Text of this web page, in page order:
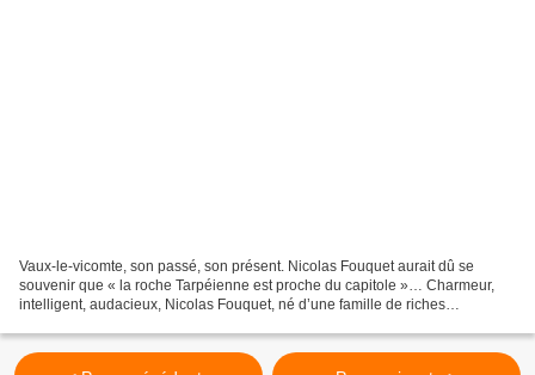
Vaux-le-vicomte, son passé, son présent. Nicolas Fouquet aurait dû se
souvenir que « la roche Tarpéienne est proche du capitole »… Charmeur,
intelligent, audacieux, Nicolas Fouquet, né d’une famille de riches